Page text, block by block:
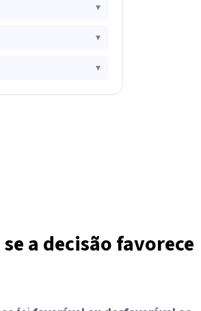
▾
▾
▾
a decisão favorece